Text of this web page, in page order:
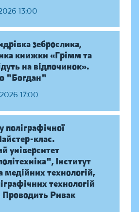
13:00
зеброслика,
книжки «Грімм та
на відпочинок».
"Богдан"
17:00
поліграфічної
клас.
університет
Інститут
медійних технологій,
технологій
Проводить Ривак